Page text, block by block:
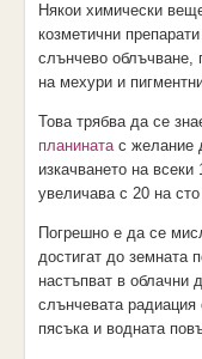
Някои химически
козметични
слънчево облъчване,
на мехури и
Това трябва да се
планинатас желание
изкачването на
увеличава с 20 на
Погрешно е да се
достигат до земната
настъпват в облачни
слънчевата радиация
пясъка и водната